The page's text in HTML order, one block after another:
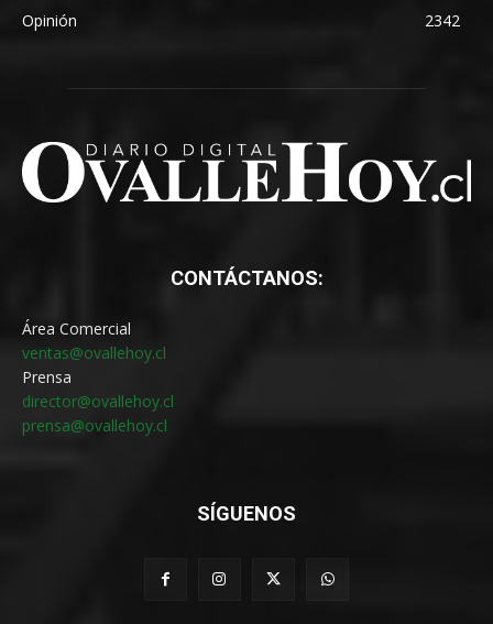
Opinión
2342
CONTÁCTANOS:
Área Comercial
ventas@ovallehoy.cl
Prensa
director@ovallehoy.cl
prensa@ovallehoy.cl
SÍGUENOS